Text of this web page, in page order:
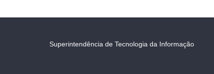
Superintendência de Tecnologia da Informação